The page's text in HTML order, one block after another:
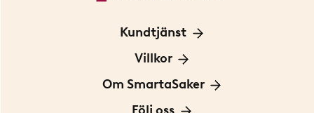
Kundtjänst
Kontakta oss
För Företag
Villkor
Frakt och leverans
Personuppgiftspolicy
Om SmartaSaker
Om oss